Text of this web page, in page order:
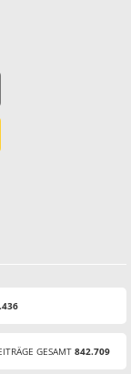
GESAMT 842.709